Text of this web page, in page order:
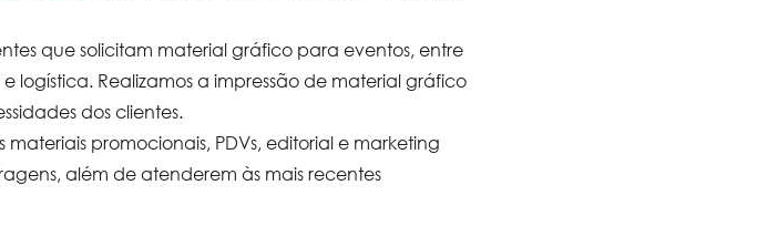
que solicitam material gráfico para eventos, entre
logística. Realizamos a impressão de material gráfico
dos clientes.
promocionais, PDVs, editorial e marketing
além de atenderem às mais recentes